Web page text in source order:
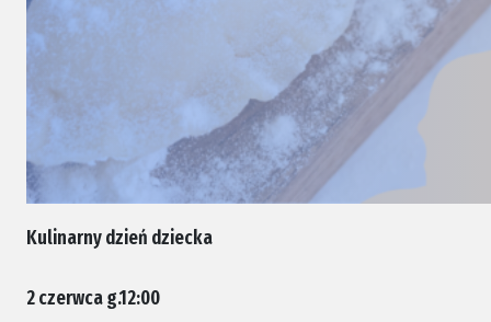
Kulinarny dzień dziecka
2 czerwca g.12:00